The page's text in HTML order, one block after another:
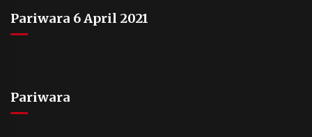
Pariwara 6 April 2021
Pariwara